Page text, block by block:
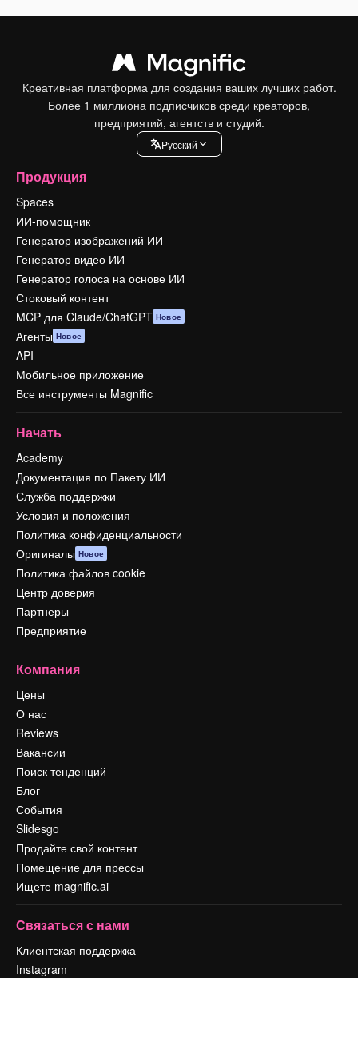
Креативная платформа для создания ваших лучших работ.
Более 1 миллиона подписчиков среди креаторов,
предприятий, агентств и студий.
Pусский
Продукция
Spaces
ИИ-помощник
Генератор изображений ИИ
Генератор видео ИИ
Генератор голоса на основе ИИ
Стоковый контент
MCP для Claude/ChatGPT Новое
Агенты Новое
API
Мобильное приложение
Все инструменты Magnific
Начать
Academy
Документация по Пакету ИИ
Служба поддержки
Условия и положения
Политика конфиденциальности
Оригиналы Новое
Политика файлов cookie
Центр доверия
Партнеры
Предприятие
Компания
Цены
О нас
Reviews
Вакансии
Поиск тенденций
Блог
События
Slidesgo
Продайте свой контент
Помещение для прессы
Ищете magnific.ai
Связаться с нами
Клиентская поддержка
Instagram